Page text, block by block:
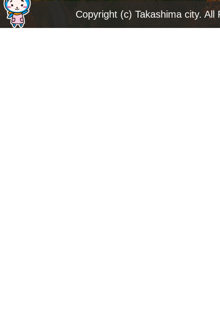
ジ
Copyright (c) Takashima city. All